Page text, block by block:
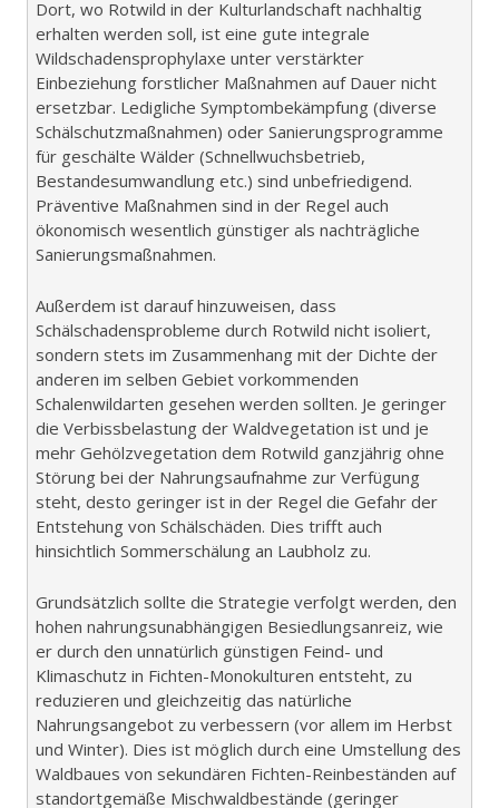
Dort, wo Rotwild in der Kulturlandschaft nachhaltig
erhalten werden soll, ist eine gute integrale
Wildschadensprophylaxe unter verstärkter
Einbeziehung forstlicher Maßnahmen auf Dauer nicht
ersetzbar. Ledigliche Symptombekämpfung (diverse
Schälschutzmaßnahmen) oder Sanierungsprogramme
für geschälte Wälder (Schnellwuchsbetrieb,
Bestandesumwandlung etc.) sind unbefriedigend.
Präventive Maßnahmen sind in der Regel auch
ökonomisch wesentlich günstiger als nachträgliche
Sanierungsmaßnahmen.
Außerdem ist darauf hinzuweisen, dass
Schälschadensprobleme durch Rotwild nicht isoliert,
sondern stets im Zusammenhang mit der Dichte der
anderen im selben Gebiet vorkommenden
Schalenwildarten gesehen werden sollten. Je geringer
die Verbissbelastung der Waldvegetation ist und je
mehr Gehölzvegetation dem Rotwild ganzjährig ohne
Störung bei der Nahrungsaufnahme zur Verfügung
steht, desto geringer ist in der Regel die Gefahr der
Entstehung von Schälschäden. Dies trifft auch
hinsichtlich Sommerschälung an Laubholz zu.
Grundsätzlich sollte die Strategie verfolgt werden, den
hohen nahrungsunabhängigen Besiedlungsanreiz, wie
er durch den unnatürlich günstigen Feind- und
Klimaschutz in Fichten-Monokulturen entsteht, zu
reduzieren und gleichzeitig das natürliche
Nahrungsangebot zu verbessern (vor allem im Herbst
und Winter). Dies ist möglich durch eine Umstellung des
Waldbaues von sekundären Fichten-Reinbeständen auf
standortgemäße Mischwaldbestände (geringer